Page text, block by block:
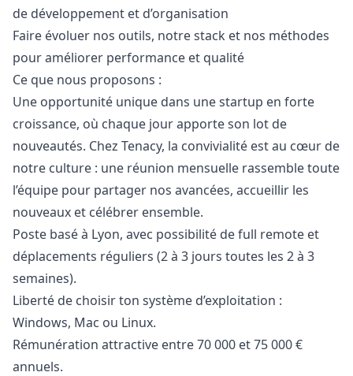
de développement et d’organisation
Faire évoluer nos outils, notre stack et nos méthodes
pour améliorer performance et qualité
Ce que nous proposons :
Une opportunité unique dans une startup en forte
croissance, où chaque jour apporte son lot de
nouveautés. Chez Tenacy, la convivialité est au cœur de
notre culture : une réunion mensuelle rassemble toute
l’équipe pour partager nos avancées, accueillir les
nouveaux et célébrer ensemble.
Poste basé à Lyon, avec possibilité de full remote et
déplacements réguliers (2 à 3 jours toutes les 2 à 3
semaines).
Liberté de choisir ton système d’exploitation :
Windows, Mac ou Linux.
Rémunération attractive entre 70 000 et 75 000 €
annuels.